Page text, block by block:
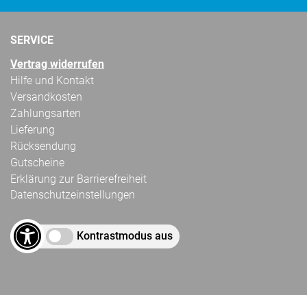
SERVICE
Vertrag widerrufen
Hilfe und Kontakt
Versandkosten
Zahlungsarten
Lieferung
Rücksendung
Gutscheine
Erklärung zur Barrierefreiheit
Datenschutzeinstellungen
Kontrastmodus aus